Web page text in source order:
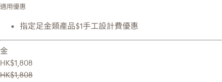
適用優惠
指定足金類產品$1手工設計費優惠
金
HK$1,808
HK$1,808